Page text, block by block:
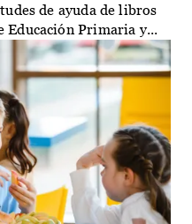
de ayuda de libros
Educación Primaria y...